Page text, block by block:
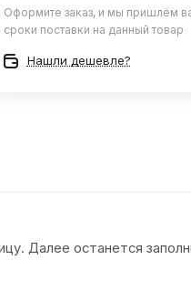
Оформите заказ, и мы пришлём
сроки поставки на данный товар
Нашли дешевле?
Далее останется